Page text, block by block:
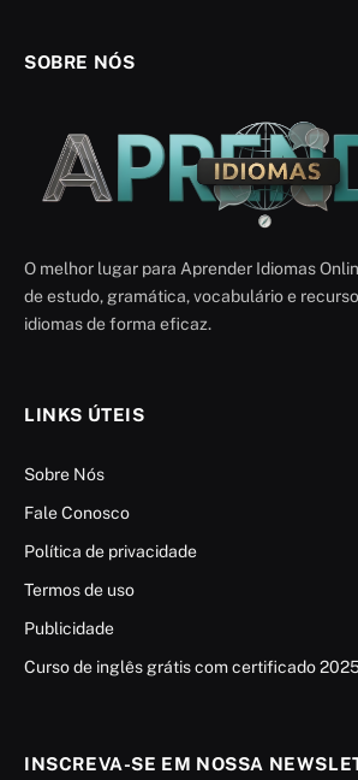
SOBRE NÓS
O melhor lugar para Aprender Idiomas
de estudo, gramática, vocabulário e
idiomas de forma eficaz.
LINKS ÚTEIS
Sobre Nós
Fale Conosco
Política de privacidade
Termos de uso
Publicidade
Curso de inglês grátis com certificado
INSCREVA-SE EM NOSSA